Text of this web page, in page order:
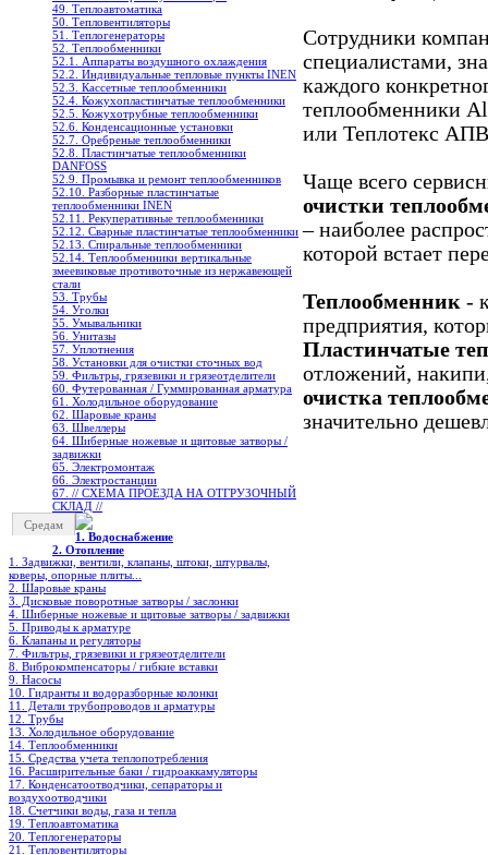
49. Теплоавтоматика
50. Тепловентиляторы
51. Теплогенераторы
52. Теплообменники
52.1. Аппараты воздушного охлаждения
52.2. Индивидуальные тепловые пункты INEN
52.3. Кассетные теплообменники
52.4. Кожухопластинчатые теплообменники
52.5. Кожухотрубные теплообменники
52.6. Конденсационные установки
52.7. Оребреные теплообменники
52.8. Пластинчатые теплообменники
DANFOSS
52.9. Промывка и ремонт теплообменников
52.10. Разборные пластинчатые
теплообменники INEN
52.11. Рекуперативные теплообменники
52.12. Сварные пластинчатые теплообменники
52.13. Спиральные теплообменники
52.14. Теплообменники вертикальные
змеевиковые противоточные из нержавеющей
стали
53. Трубы
54. Уголки
55. Умывальники
56. Унитазы
57. Уплотнения
58. Установки для очистки сточных вод
59. Фильтры, грязевики и грязеотделители
60. Футерованная / Гуммированная арматура
61. Холодильное oборудование
62. Шаровые краны
63. Швеллеры
64. Шиберные ножевые и щитовые затворы /
задвижки
65. Электромонтаж
66. Электростанции
67. // СХЕМА ПРОЕЗДА НА ОТГРУЗОЧНЫЙ
СКЛАД //
Средам
1. Водоснабжение
2. Отопление
1. Задвижки, вентили, клапаны, штоки, штурвалы,
коверы, опорные плиты...
2. Шаровые краны
3. Дисковые поворотные затворы / заслонки
4. Шиберные ножевые и щитовые затворы / задвижки
5. Приводы к арматуре
6. Клапаны и регуляторы
7. Фильтры, грязевики и грязеотделители
8. Виброкомпенсаторы / гибкие вставки
9. Насосы
10. Гидранты и водоразборные колонки
11. Детали трубопроводов и арматуры
12. Трубы
13. Холодильное oборудование
14. Теплообменники
15. Средства учета теплопотребления
16. Расширительные баки / гидроаккамуляторы
17. Конденсатоотводчики, сепараторы и
воздухоотводчики
18. Счетчики воды, газа и тепла
19. Теплоавтоматика
20. Теплогенераторы
21. Тепловентиляторы
Cотрудники
специалистами,
каждого
теплообменники
или Теплотекс
Чаще всего
очистки
– наиболее
которой встает
Теплообменник -
предприятия,
Пластинчатые
отложений,
очистка
значительно